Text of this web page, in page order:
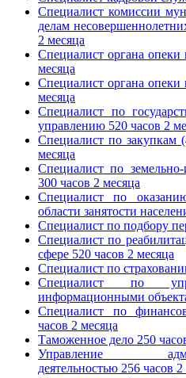
Специалист комиссии
делам
2 месяца
Специалист органа опеки
месяца
Специалист органа опеки
месяца
Специалист по
управлению 520 часов 2
Специалист по
месяца
Специалист по
300 часов 2 месяца
Специалист по
области занятости
Специалист по подбору
Специалист по
сфере 520 часов 2 месяца
Специалист по
Специалист по
информационными
Специалист по
часов 2 месяца
Таможенное дело 250
Управление
деятельностью 256 часов 2